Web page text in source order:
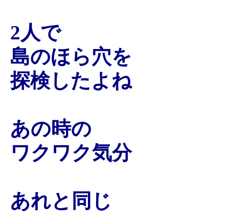
2人で
島のほら穴を
探検したよね
あの時の
ワクワク気分
あれと同じ